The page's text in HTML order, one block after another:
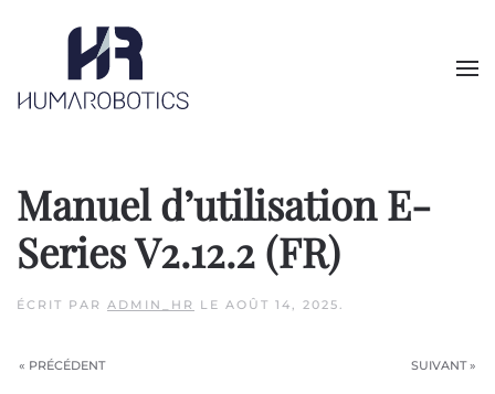
Skip to main content
Manuel d’utilisation E-
Series V2.12.2 (FR)
ÉCRIT PAR ADMIN_HR LE AOÛT 14, 2025.
« PRÉCÉDENT SUIVANT »